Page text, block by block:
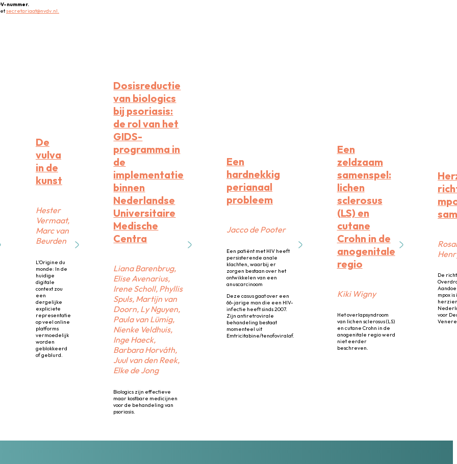
nummer.
secretariaat@nvdv.nl.
De
vulva
in de
kunst
Hester
Vermaat,
Marc van
Beurden
L’Origine du
monde: In de
huidige
digitale
context zou
een
dergelijke
expliciete
representatie
op veel online
platforms
vermoedelijk
worden
geblokkeerd
of geblurd.
Dosisreductie
van biologics
bij psoriasis:
de rol van het
GIDS-
programma in
de
implementatie
binnen
Nederlandse
Universitaire
Medische
Centra
Liana Barenbrug,
Elise Avenarius,
Irene Scholl, Phyllis
Spuls, Martijn van
Doorn, Ly Nguyen,
Paula van Lümig,
Nienke Veldhuis,
Inge Haeck,
Barbara Horváth,
Juul van den Reek,
Elke de Jong
Biologics zijn effectieve
maar kostbare medicijnen
voor de behandeling van
psoriasis.
Een
hardnekkig
perianaal
probleem
Jacco de Pooter
Een patiënt met HIV heeft
persisterende anale
klachten, waarbij er
zorgen bestaan over het
ontwikkelen van een
anuscarcinoom
Deze casus gaat over een
66-jarige man die een HIV-
infectie heeft sinds 2007.
Zijn antiretrovirale
behandeling bestaat
momenteel uit
Emtricitabine/tenofoviralaf.
Een
zeldzaam
samenspel:
lichen
sclerosus
(LS) en
cutane
Crohn in de
anogenitale
regio
Kiki Wigny
Het overlapsyndroom
van lichen sclerosus (LS)
en cutane Crohn in de
anogenitale regio werd
niet eerder
beschreven.
De
mpox
voor